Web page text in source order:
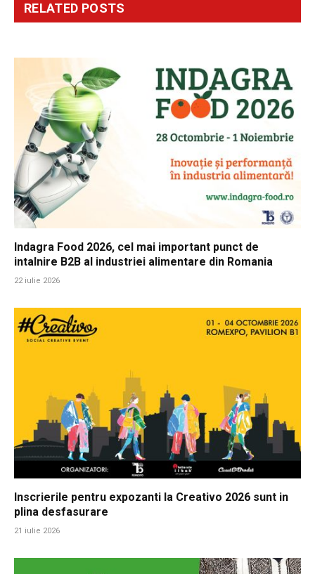
RELATED POSTS
Indagra Food 2026, cel mai important punct de
intalnire B2B al industriei alimentare din Romania
22 iulie 2026
Inscrierile pentru expozanti la Creativo 2026 sunt in
plina desfasurare
21 iulie 2026